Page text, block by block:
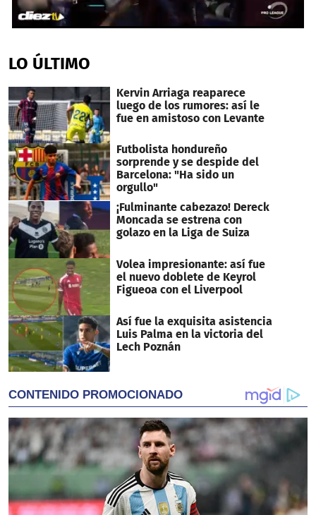
of
3
19
seconds
LO ÚLTIMO
Kervin Arriaga reaparece
luego de los rumores: así le
fue en amistoso con Levante
Futbolista hondureño
sorprende y se despide del
Barcelona: "Ha sido un
orgullo"
¡Fulminante cabezazo! Dereck
Moncada se estrena con
golazo en la Liga de Suiza
Volea impresionante: así fue
el nuevo doblete de Keyrol
Figueoa con el Liverpool
Así fue la exquisita asistencia
Luis Palma en la victoria del
Lech Poznán